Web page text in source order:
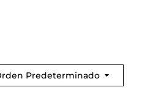
Predeterminado